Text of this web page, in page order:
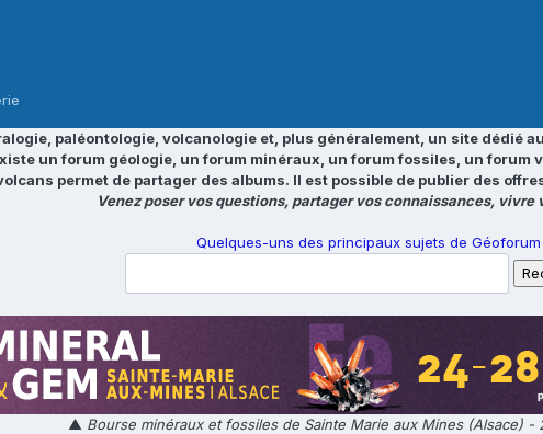
paléontologie, volcanologie et, plus généralement, un site dédié
un forum géologie, un forum minéraux, un forum fossiles, un forum
permet de partager des albums. Il est possible de publier des
Venez poser vos questions, partager vos connaissances, vivre
Quelques-uns des principaux sujets de Géoforum
▲ Bourse minéraux et fossiles de Sainte Marie aux Mines (Alsace) -